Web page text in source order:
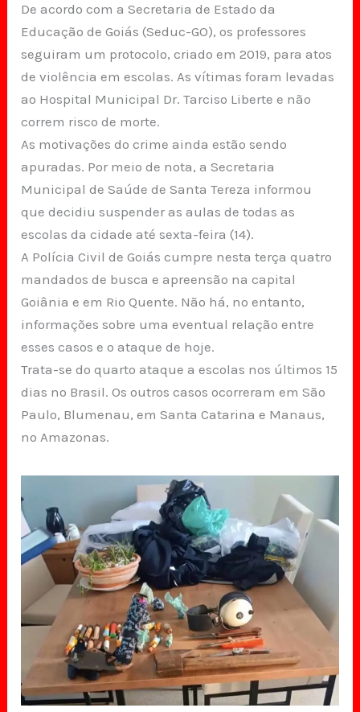
De acordo com a Secretaria de Estado da
Educação de Goiás (Seduc-GO), os professores
seguiram um protocolo, criado em 2019, para atos
de violência em escolas. As vítimas foram levadas
ao Hospital Municipal Dr. Tarciso Liberte e não
correm risco de morte.
As motivações do crime ainda estão sendo
apuradas. Por meio de nota, a Secretaria
Municipal de Saúde de Santa Tereza informou
que decidiu suspender as aulas de todas as
escolas da cidade até sexta-feira (14).
A Polícia Civil de Goiás cumpre nesta terça quatro
mandados de busca e apreensão na capital
Goiânia e em Rio Quente. Não há, no entanto,
informações sobre uma eventual relação entre
esses casos e o ataque de hoje.
Trata-se do quarto ataque a escolas nos últimos 15
dias no Brasil. Os outros casos ocorreram em São
Paulo, Blumenau, em Santa Catarina e Manaus,
no Amazonas.